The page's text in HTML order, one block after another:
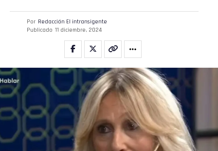
Por Redacción El intransigente
Publicado 11 diciembre, 2024